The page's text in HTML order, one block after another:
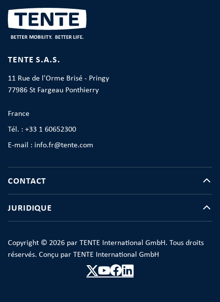
TENTE S.A.S.
11 Rue de l'Orme Brisé - Pringy
77986 St Fargeau Ponthierry
France
Tél. : +33 1 60652300
E-mail : info.fr@tente.com
CONTACT
JURIDIQUE
Copyright © 2026 par TENTE International GmbH. Tous droits
réservés. Conçu par TENTE International GmbH